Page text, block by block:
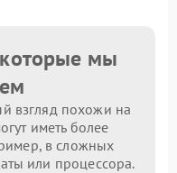
мы
взгляд похожи на
иметь более
в сложных
или процессора.